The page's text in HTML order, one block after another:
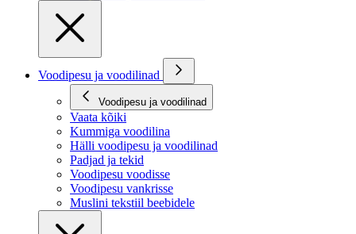
Voodipesu ja voodilinad
Voodipesu ja voodilinad
Vaata kõiki
Kummiga voodilina
Hälli voodipesu ja voodilinad
Padjad ja tekid
Voodipesu voodisse
Voodipesu vankrisse
Muslini tekstiil beebidele